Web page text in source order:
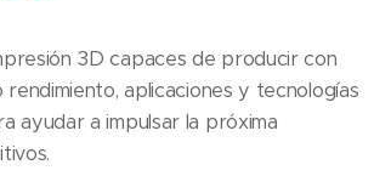
3D capaces de producir con
aplicaciones y tecnologías
ayudar a impulsar la próxima